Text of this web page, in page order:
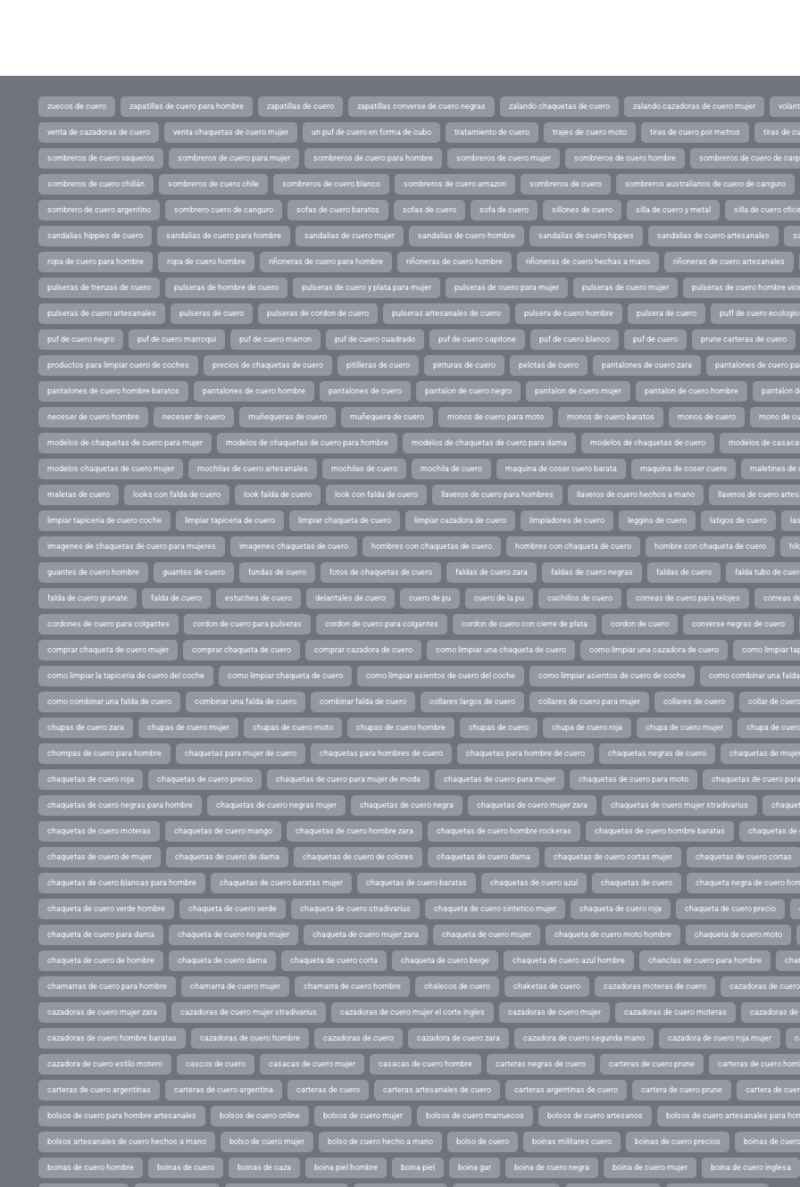
zuecos de cuero zapatillas de cuero para hombre zapatillas de cuero zapatillas converse de cuero negras zalando chaquetas de cuero zalando cazadoras de cuero mujer
venta de cazadoras de cuero venta chaquetas de cuero mujer un puf de cuero en forma de cubo tratamiento de cuero trajes de cuero moto tiras de cuero por metros tiras de
sombreros de cuero vaqueros sombreros de cuero para mujer sombreros de cuero para hombre sombreros de cuero mujer sombreros de cuero hombre sombreros de cuero de
sombreros de cuero chillán sombreros de cuero chile sombreros de cuero blanco sombreros de cuero amazon sombreros de cuero sombreros australianos de cuero de canguro
sombrero de cuero argentino sombrero cuero de canguro sofas de cuero baratos sofas de cuero sofa de cuero sillones de cuero silla de cuero y metal silla de cuero
sandalias hippies de cuero sandalias de cuero para hombre sandalias de cuero mujer sandalias de cuero hombre sandalias de cuero hippies sandalias de cuero artesanales
ropa de cuero para hombre ropa de cuero hombre riñoneras de cuero para hombre riñoneras de cuero hombre riñoneras de cuero hechas a mano riñoneras de cuero artesanales
pulseras de trenzas de cuero pulseras de hombre de cuero pulseras de cuero y plata para mujer pulseras de cuero para mujer pulseras de cuero mujer pulseras de cuero hombre
pulseras de cuero artesanales pulseras de cuero pulseras de cordon de cuero pulseras artesanales de cuero pulsera de cuero hombre pulsera de cuero puff de cuero
puf de cuero negro puf de cuero marroqui puf de cuero marron puf de cuero cuadrado puf de cuero capitone puf de cuero blanco puf de cuero prune carteras de cuero
productos para limpiar cuero de coches precios de chaquetas de cuero pitilleras de cuero pinturas de cuero pelotas de cuero pantalones de cuero zara pantalones de cuero
pantalones de cuero hombre baratos pantalones de cuero hombre pantalones de cuero pantalon de cuero negro pantalon de cuero mujer pantalon de cuero hombre pantalon
neceser de cuero hombre neceser de cuero muñequeras de cuero muñequera de cuero monos de cuero para moto monos de cuero baratos monos de cuero mono de
modelos de chaquetas de cuero para mujer modelos de chaquetas de cuero para hombre modelos de chaquetas de cuero para dama modelos de chaquetas de cuero modelos de
modelos chaquetas de cuero mujer mochilas de cuero artesanales mochilas de cuero mochila de cuero maquina de coser cuero barata maquina de coser cuero maletines de
maletas de cuero looks con falda de cuero look falda de cuero look con falda de cuero llaveros de cuero para hombres llaveros de cuero hechos a mano llaveros de cuero
limpiar tapiceria de cuero coche limpiar tapiceria de cuero limpiar chaqueta de cuero limpiar cazadora de cuero limpiadores de cuero leggins de cuero latigos de cuero
imagenes de chaquetas de cuero para mujeres imagenes chaquetas de cuero hombres con chaquetas de cuero hombres con chaqueta de cuero hombre con chaqueta de cuero
guantes de cuero hombre guantes de cuero fundas de cuero fotos de chaquetas de cuero faldas de cuero zara faldas de cuero negras faldas de cuero falda tubo de
falda de cuero granate falda de cuero estuches de cuero delantales de cuero cuero de pu cuero de la pu cuchillos de cuero correas de cuero para relojes correas
cordones de cuero para colgantes cordon de cuero para pulseras cordon de cuero para colgantes cordon de cuero con cierre de plata cordon de cuero converse negras de cuero
comprar chaqueta de cuero mujer comprar chaqueta de cuero comprar cazadora de cuero como limpiar una chaqueta de cuero como limpiar una cazadora de cuero como limpiar
como limpiar la tapiceria de cuero del coche como limpiar chaqueta de cuero como limpiar asientos de cuero del coche como limpiar asientos de cuero de coche como combinar una
como combinar una falda de cuero combinar una falda de cuero combinar falda de cuero collares largos de cuero collares de cuero para mujer collares de cuero collar de cuero
chupas de cuero zara chupas de cuero mujer chupas de cuero moto chupas de cuero hombre chupas de cuero chupa de cuero roja chupa de cuero mujer chupa de
chompas de cuero para hombre chaquetas para mujer de cuero chaquetas para hombres de cuero chaquetas para hombre de cuero chaquetas negras de cuero chaquetas de
chaquetas de cuero roja chaquetas de cuero precio chaquetas de cuero para mujer de moda chaquetas de cuero para mujer chaquetas de cuero para moto chaquetas de cuero
chaquetas de cuero negras para hombre chaquetas de cuero negras mujer chaquetas de cuero negra chaquetas de cuero mujer zara chaquetas de cuero mujer stradivarius
chaquetas de cuero moteras chaquetas de cuero mango chaquetas de cuero hombre zara chaquetas de cuero hombre rockeras chaquetas de cuero hombre baratas chaquetas de
chaquetas de cuero de mujer chaquetas de cuero de dama chaquetas de cuero de colores chaquetas de cuero dama chaquetas de cuero cortas mujer chaquetas de cuero cortas
chaquetas de cuero blancas para hombre chaquetas de cuero baratas mujer chaquetas de cuero baratas chaquetas de cuero azul chaquetas de cuero chaqueta negra de cuero
chaqueta de cuero verde hombre chaqueta de cuero verde chaqueta de cuero stradivarius chaqueta de cuero sintetico mujer chaqueta de cuero roja chaqueta de cuero precio
chaqueta de cuero para dama chaqueta de cuero negra mujer chaqueta de cuero mujer zara chaqueta de cuero mujer chaqueta de cuero moto hombre chaqueta de cuero moto
chaqueta de cuero de hombre chaqueta de cuero dama chaqueta de cuero corta chaqueta de cuero beige chaqueta de cuero azul hombre chanclas de cuero para hombre
chamarras de cuero para hombre chamarra de cuero mujer chamarra de cuero hombre chalecos de cuero chaketas de cuero cazadoras moteras de cuero cazadoras de
cazadoras de cuero mujer zara cazadoras de cuero mujer stradivarius cazadoras de cuero mujer el corte ingles cazadoras de cuero mujer cazadoras de cuero moteras cazadoras de
cazadoras de cuero hombre baratas cazadoras de cuero hombre cazadoras de cuero cazadora de cuero zara cazadora de cuero segunda mano cazadora de cuero roja mujer
cazadora de cuero estilo motero cascos de cuero casacas de cuero mujer casacas de cuero hombre carteras negras de cuero carteras de cuero prune carteras de cuero
carteras de cuero argentinas carteras de cuero argentina carteras de cuero carteras artesanales de cuero carteras argentinas de cuero cartera de cuero prune cartera de
bolsos de cuero para hombre artesanales bolsos de cuero online bolsos de cuero mujer bolsos de cuero marruecos bolsos de cuero artesanos bolsos de cuero artesanales para
bolsos artesanales de cuero hechos a mano bolso de cuero mujer bolso de cuero hecho a mano bolso de cuero boinas militares cuero boinas de cuero precios boinas de
boinas de cuero hombre boinas de cuero boinas de caza boina piel hombre boina piel boina gar boina de cuero negra boina de cuero mujer boina de cuero inglesa